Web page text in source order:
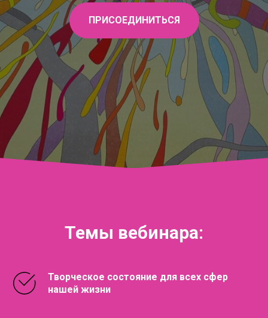
ПРИСОЕДИНИТЬСЯ
Темы вебинара:
Творческое состояние для всех сфер
нашей жизни